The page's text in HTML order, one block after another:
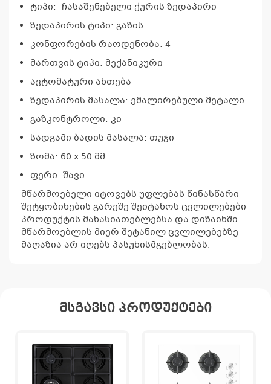
ტიპი: ჩასაშენებელი ქურის ზედაპირი
ზედაპირის ტიპი: გაზის
კონფორების რაოდენობა: 4
მართვის ტიპი: მექანიკური
ავტომატური ანთება
ზედაპირის მასალა: ემალირებული მეტალი
გაზკონტროლი: კი
სადგამი ბადის მასალა: თუჯი
ზომა: 60 x 50 მმ
ფერი: შავი
მწარმოებელი იტოვებს უფლებას წინასწარი
შეტყობინების გარეშე შეიტანოს ცვლილებები
პროდუქტის მახასიათებლებსა და დიზაინში.
მწარმოებლის მიერ შეტანილ ცვლილებებზე
მაღაზია არ იღებს პასუხისმგებლობას.
მსგავსი პროდუქტები